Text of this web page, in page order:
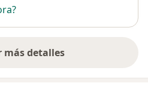
más detalles
sobre la dirección